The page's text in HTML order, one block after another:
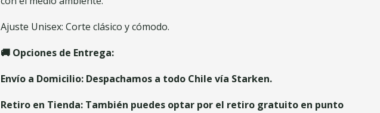
Ajuste Unisex: Corte clásico y cómodo.
🚚 Opciones de Entrega:
Envío a Domicilio: Despachamos a todo Chile vía Starken.
Retiro en Tienda: También puedes optar por el retiro gratuito en punto